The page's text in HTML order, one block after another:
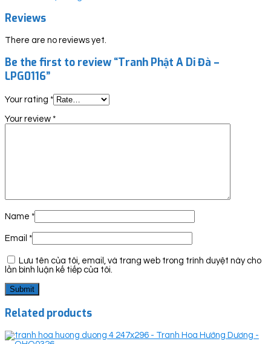
Reviews
There are no reviews yet.
Be the first to review “Tranh Phật A Di Đà –
LPG0116”
Your rating *
Your review *
Name *
Email *
Lưu tên của tôi, email, và trang web trong trình duyệt này cho
lần bình luận kế tiếp của tôi.
Related products